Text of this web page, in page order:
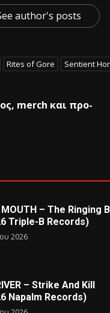
author's posts
Rites of Gore Sentient
merch και προ-
MOUTH – The Ringing
Triple-B Records)
2026
– Strike And Kill
Napalm Records)